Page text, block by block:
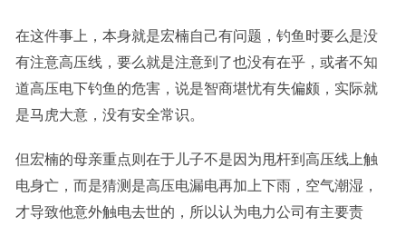
在这件事上，本身就是宏楠自己有问题，钓鱼时要么是没
有注意高压线，要么就是注意到了也没有在乎，或者不知
道高压电下钓鱼的危害，说是智商堪忧有失偏颇，实际就
是马虎大意，没有安全常识。
但宏楠的母亲重点则在于儿子不是因为甩杆到高压线上触
电身亡，而是猜测是高压电漏电再加上下雨，空气潮湿，
才导致他意外触电去世的，所以认为电力公司有主要责